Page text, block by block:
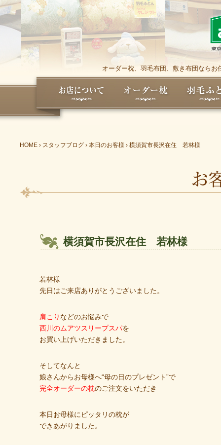
オーダー枕、羽毛布団、敷き布団なら
HOME › スタッフブログ › 本日のお客様 › 横須賀市長沢在住 若林様
横須賀市長沢在住 若林様
若林様
先日はご来店ありがとうございました。
肩こり などのお悩みで
西川のムアツスリープスパを
お買い上げいただきました。
そしてなんと
娘さんからお母様へ“母の日のプレゼント”で
完全オーダーの枕のご注文をいただき
本日お母様にピッタリの枕が
できあがりました。